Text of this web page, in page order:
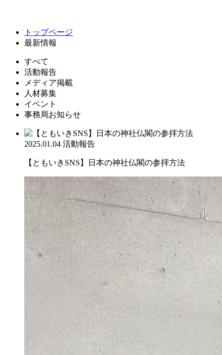
トップページ
最新情報
すべて
活動報告
メディア掲載
人材募集
イベント
事務局お知らせ
2025.01.04 活動報告
【ともいきSNS】日本の神社仏閣の参拝方法